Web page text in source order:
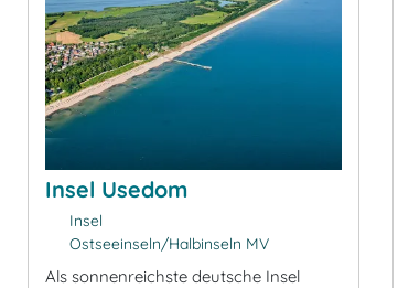
Insel Usedom
Insel
Ostseeinseln/Halbinseln MV
Als sonnenreichste deutsche Insel